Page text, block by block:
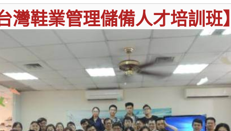
灣鞋業管理儲備人才培訓班】